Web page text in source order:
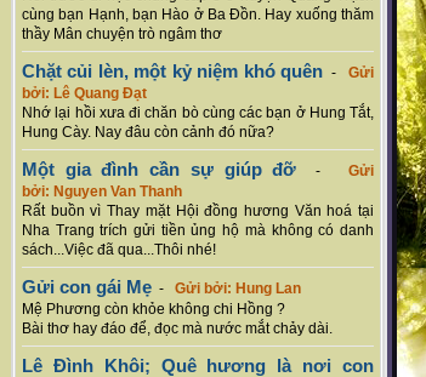
cùng bạn Hạnh, bạn Hào ở Ba Đồn. Hay xuống thăm
thầy Mân chuyện trò ngâm thơ
Chặt củi lèn, một kỷ niệm khó quên-Gửi
bởi: Lê Quang Đạt
Nhớ lại hồi xưa đi chăn bò cùng các bạn ở Hung Tắt,
Hung Cày. Nay đâu còn cảnh đó nữa?
Một gia đình cần sự giúp đỡ -Gửi
bởi: Nguyen Van Thanh
Rất buồn vì Thay mặt Hội đồng hương Văn hoá tại
Nha Trang trích gửi tiền ủng hộ mà không có danh
sách...Việc đã qua...Thôi nhé!
Gửi con gái Mẹ - Gửi bởi: Hung Lan
Mệ Phương còn khỏe không chi Hồng ?
Bài thơ hay đáo để, đọc mà nước mắt chảy dài.
Lê Đình Khôi; Quê hương là nơi con